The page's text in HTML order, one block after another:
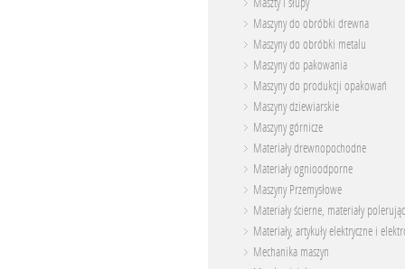
Maszty i słupy
Maszyny do obróbki drewna
Maszyny do obróbki metalu
Maszyny do pakowania
Maszyny do produkcji opakowań
Maszyny dziewiarskie
Maszyny górnicze
Materiały drewnopochodne
Materiały ognioodporne
Maszyny Przemysłowe
Materiały ścierne, materiały
Materiały, artykuły elektryczne i
Mechanika maszyn